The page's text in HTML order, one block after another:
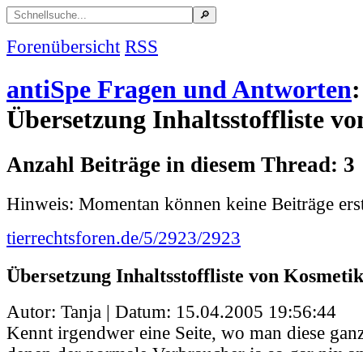
Forenübersicht RSS
antiSpe Fragen und Antworten:
Übersetzung Inhaltsstoffliste
Anzahl Beiträge in diesem Thread: 3
Hinweis: Momentan können keine Beiträge
tierrechtsforen.de/5/2923/2923
Übersetzung Inhaltsstoffliste von
Autor: Tanja | Datum: 15.04.2005 19:56:44
Kennt irgendwer eine Seite, wo man diese